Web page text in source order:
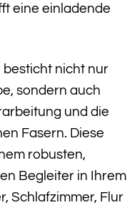
eine einladende
besticht nicht nur
sondern auch
und die
Fasern. Diese
robusten,
Begleiter in Ihrem
Schlafzimmer, Flur